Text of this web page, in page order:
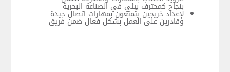
بنجاح كمحترف بيئي في الصناعة البحرية
لإعداد خريجين يتمتعون بمهارات اتصال جيدة
وقادرين على العمل بشكل فعال ضمن فريق